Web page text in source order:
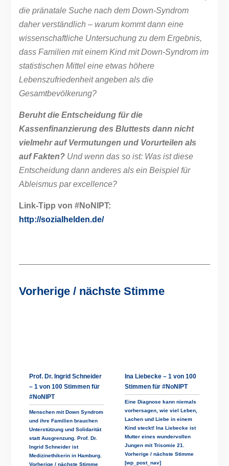
die pränatale Suche nach dem Down-Syndrom
daher verständlich – warum kommt dann eine
wissenschaftliche Untersuchung zu dem Ergebnis,
dass Familien mit einem Kind mit Down-Syndrom im
statistischen Mittel eine etwas höhere
Lebenszufriedenheit angeben als die
Gesamtbevölkerung?
Beruht die Entscheidung für die
Kassenfinanzierung des Bluttests dann nicht
vielmehr auf Vermutungen und Vorurteilen als
auf Fakten?Und wenn das so ist: Was ist diese
Entscheidung dann anderes als ein Beispiel für
Ableismus par excellence?
Link-Tipp von #NoNIPT:
http://sozialhelden.de/
Vorherige / nächste Stimme
Prof. Dr. Ingrid Schneider
– 1 von 100 Stimmen für
#NoNIPT
Menschen mit Down Syndrom
und ihre Familien brauchen
Unterstützung und Solidarität
statt Ausgrenzung. Prof. Dr.
Ingrid Schneider ist
Medizinethikerin in Hamburg.
Vorherige / nächste Stimme
Ina Liebecke – 1 von 100
Stimmen für #NoNIPT
Eine Diagnose kann niemals
vorhersagen, wie viel Leben,
Lachen und Liebe in einem
Kind steckt! Ina Liebecke ist
Mutter eines wundervollen
Jungen mit Trisomie 21.
Vorherige / nächste Stimme
[wp_post_nav]